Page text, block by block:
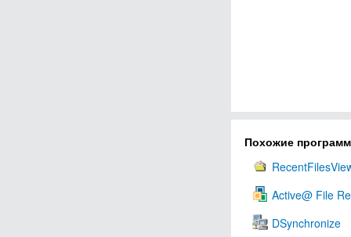
Похожие
Active@ File
DSynchronize